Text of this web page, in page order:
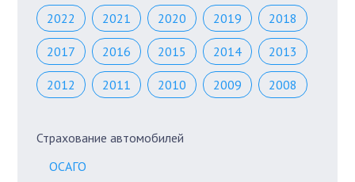
2022 2021 2020 2019 2018
2017 2016 2015 2014 2013
2012 2011 2010 2009 2008
Страхование автомобилей
ОСАГО